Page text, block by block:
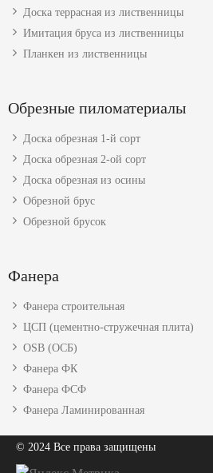
Доска террасная из лиственницы
Имитация бруса из лиственницы
Планкен из лиственницы
Обрезные пиломатериалы
Доска обрезная 1-й сорт
Доска обрезная 2-ой сорт
Доска обрезная из осины
Обрезной брус
Обрезной брусок
Фанера
Фанера строительная
ЦСП (цементно-стружечная плита)
OSB (ОСБ)
Фанера ФК
Фанера ФСФ
Фанера Ламинированная
© 2024 Все права защищены